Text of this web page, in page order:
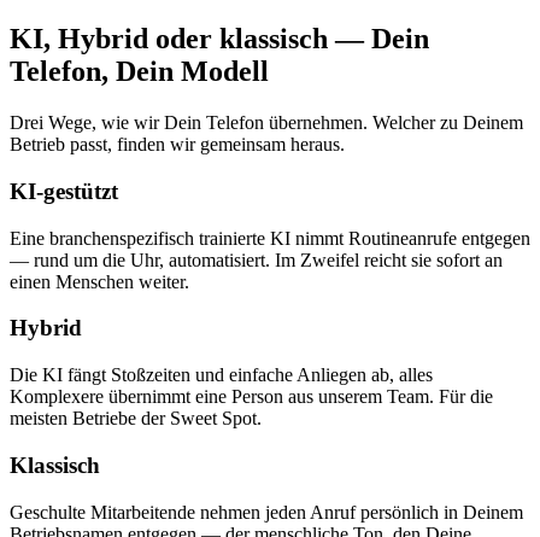
KI, Hybrid oder klassisch — Dein
Telefon, Dein Modell
Drei Wege, wie wir Dein Telefon übernehmen. Welcher zu Deinem
Betrieb passt, finden wir gemeinsam heraus.
KI-gestützt
Eine branchenspezifisch trainierte KI nimmt Routineanrufe entgegen
— rund um die Uhr, automatisiert. Im Zweifel reicht sie sofort an
einen Menschen weiter.
Hybrid
Die KI fängt Stoßzeiten und einfache Anliegen ab, alles
Komplexere übernimmt eine Person aus unserem Team. Für die
meisten Betriebe der Sweet Spot.
Klassisch
Geschulte Mitarbeitende nehmen jeden Anruf persönlich in Deinem